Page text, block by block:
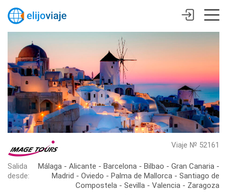
Viaje № 52161
Salida
desde:
Málaga - Alicante - Barcelona - Bilbao - Gran Canaria -
Madrid - Oviedo - Palma de Mallorca - Santiago de
Compostela - Sevilla - Valencia - Zaragoza